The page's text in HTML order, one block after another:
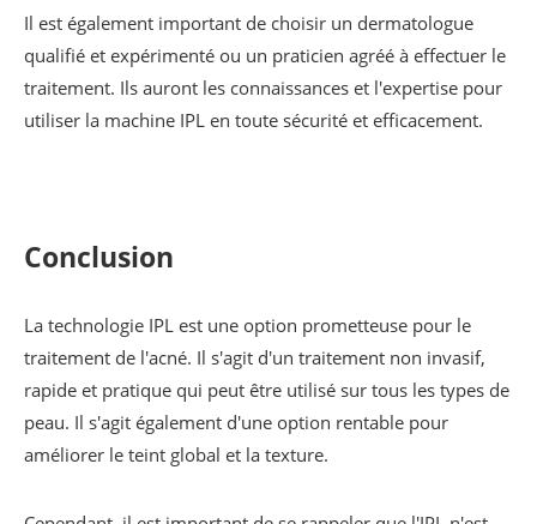
Il est également important de choisir un dermatologue
qualifié et expérimenté ou un praticien agréé à effectuer le
traitement. Ils auront les connaissances et l'expertise pour
utiliser la machine IPL en toute sécurité et efficacement.
Conclusion
La technologie IPL est une option prometteuse pour le
traitement de l'acné. Il s'agit d'un traitement non invasif,
rapide et pratique qui peut être utilisé sur tous les types de
peau. Il s'agit également d'une option rentable pour
améliorer le teint global et la texture.